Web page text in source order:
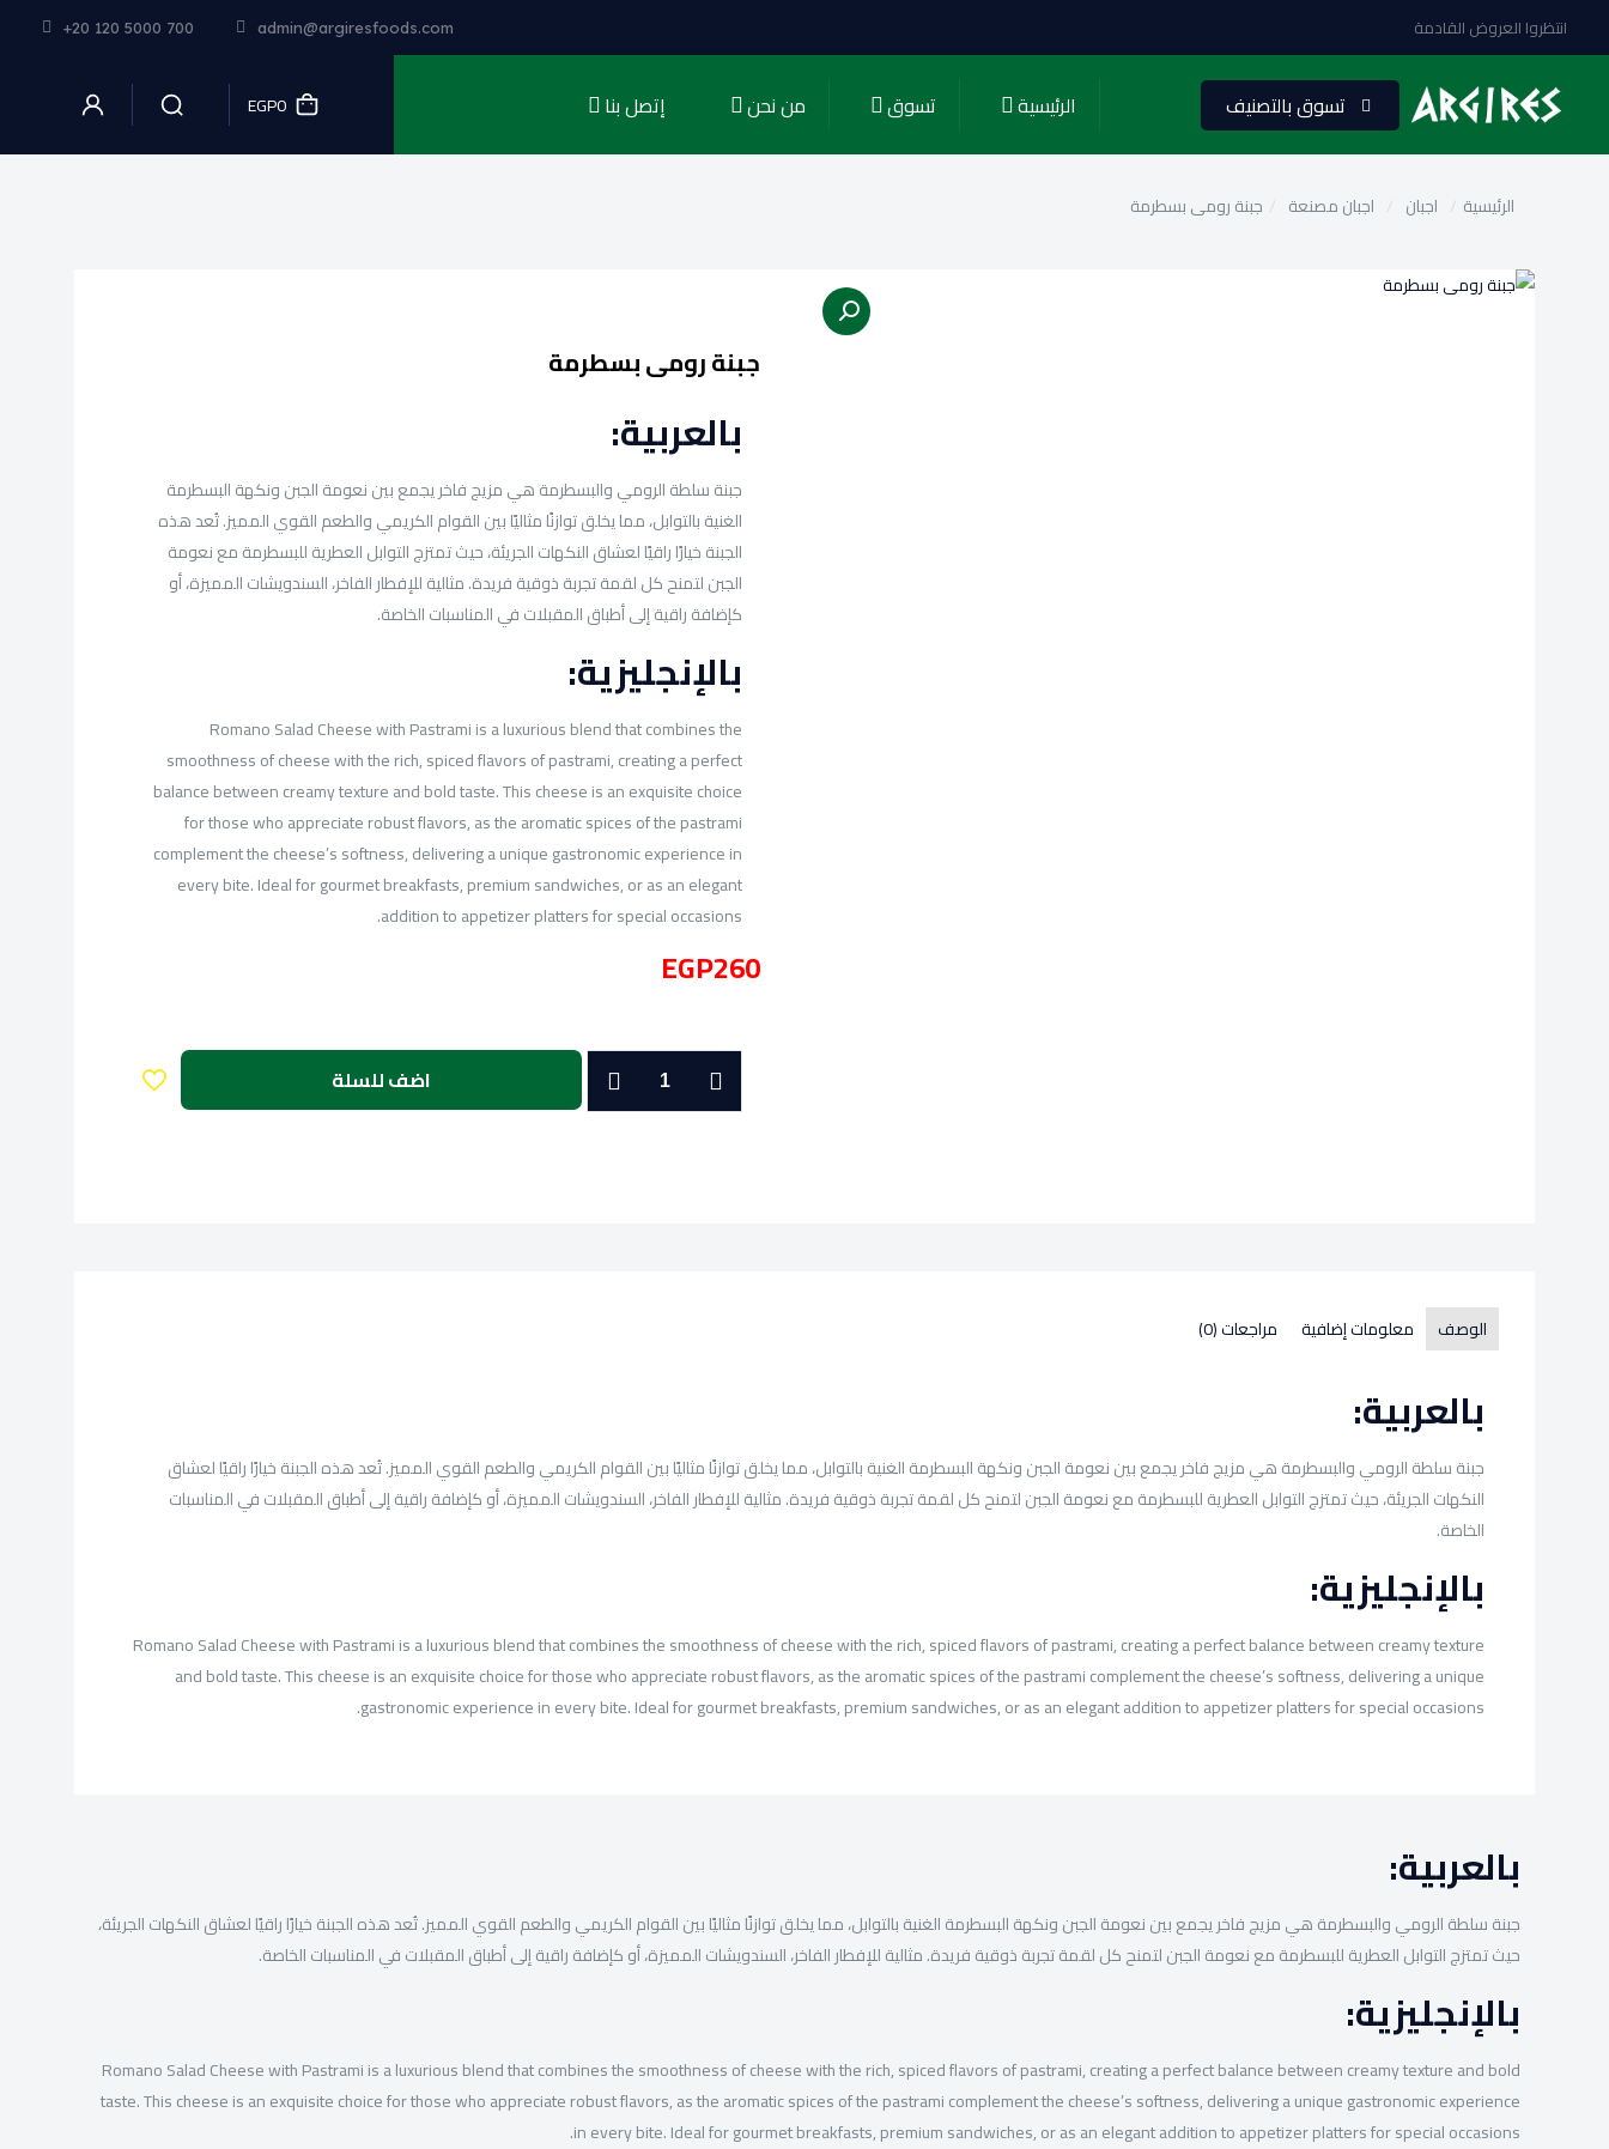
+20 120 5000 700 admin@argiresfoods.com انتظروا العروض القادمة
تسوق بالتصنيف الرئيسية تسوق من نحن إتصل بنا EGP0
الرئيسية اجبان اجبان مصنعة جبنة رومى بسطرمة
جبنة رومى بسطرمة
بالعربية:
جبنة سلطة الرومي والبسطرمة هي مزيج فاخر يجمع بين نعومة الجبن ونكهة البسطرمة
الغنية بالتوابل، مما يخلق توازنًا مثاليًا بين القوام الكريمي والطعم القوي المميز. تُعد هذه
الجبنة خيارًا راقيًا لعشاق النكهات الجريئة، حيث تمتزج التوابل العطرية للبسطرمة مع نعومة
الجبن لتمنح كل لقمة تجربة ذوقية فريدة. مثالية للإفطار الفاخر، السندويشات المميزة، أو
كإضافة راقية إلى أطباق المقبلات في المناسبات الخاصة.
بالإنجليزية:
Romano Salad Cheese with Pastrami is a luxurious blend that combines the
smoothness of cheese with the rich, spiced flavors of pastrami, creating a perfect
balance between creamy texture and bold taste. This cheese is an exquisite choice
for those who appreciate robust flavors, as the aromatic spices of the pastrami
complement the cheese’s softness, delivering a unique gastronomic experience in
every bite. Ideal for gourmet breakfasts, premium sandwiches, or as an elegant
addition to appetizer platters for special occasions.
EGP260
جبنة
اضف للسلة
الوصف معلومات إضافية مراجعات (0)
بالعربية:
جبنة سلطة الرومي والبسطرمة هي مزيج فاخر يجمع بين نعومة الجبن ونكهة البسطرمة الغنية بالتوابل، مما يخلق توازنًا مثاليًا بين القوام الكريمي والطعم القوي المميز. تُعد هذه الجبنة خيارًا راقيًا لعشاق
النكهات الجريئة، حيث تمتزج التوابل العطرية للبسطرمة مع نعومة الجبن لتمنح كل لقمة تجربة ذوقية فريدة. مثالية للإفطار الفاخر، السندويشات المميزة، أو كإضافة راقية إلى أطباق المقبلات في المناسبات
الخاصة.
بالإنجليزية:
Romano Salad Cheese with Pastrami is a luxurious blend that combines the smoothness of cheese with the rich, spiced flavors of pastrami, creating a perfect balance between creamy texture
and bold taste. This cheese is an exquisite choice for those who appreciate robust flavors, as the aromatic spices of the pastrami complement the cheese’s softness, delivering a unique
gastronomic experience in every bite. Ideal for gourmet breakfasts, premium sandwiches, or as an elegant addition to appetizer platters for special occasions.
بالعربية:
جبنة سلطة الرومي والبسطرمة هي مزيج فاخر يجمع بين نعومة الجبن ونكهة البسطرمة الغنية بالتوابل، مما يخلق توازنًا مثاليًا بين القوام الكريمي والطعم القوي المميز. تُعد هذه الجبنة خيارًا راقيًا لعشاق النكهات الجريئة،
حيث تمتزج التوابل العطرية للبسطرمة مع نعومة الجبن لتمنح كل لقمة تجربة ذوقية فريدة. مثالية للإفطار الفاخر، السندويشات المميزة، أو كإضافة راقية إلى أطباق المقبلات في المناسبات الخاصة.
بالإنجليزية:
Romano Salad Cheese with Pastrami is a luxurious blend that combines the smoothness of cheese with the rich, spiced flavors of pastrami, creating a perfect balance between creamy texture and bold
taste. This cheese is an exquisite choice for those who appreciate robust flavors, as the aromatic spices of the pastrami complement the cheese’s softness, delivering a unique gastronomic experience
in every bite. Ideal for gourmet breakfasts, premium sandwiches, or as an elegant addition to appetizer platters for special occasions.